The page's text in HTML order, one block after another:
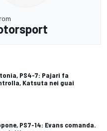
PS4-7: Pajari fa
Katsuta nei guai
PS7-14: Evans comanda.